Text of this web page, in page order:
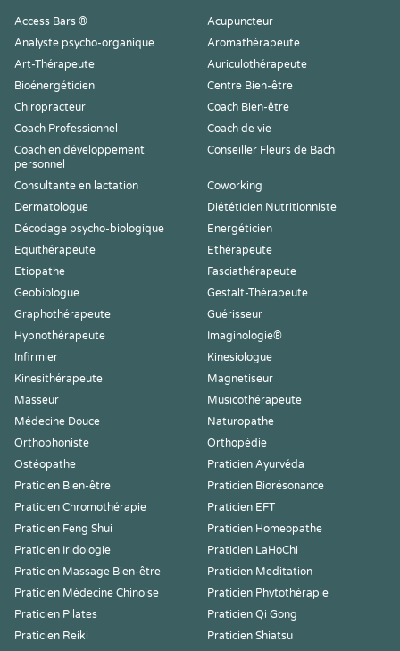
Access Bars ®
Acupuncteur
Analyste psycho-organique
Aromathérapeute
Art-Thérapeute
Auriculothérapeute
Bioénergéticien
Centre Bien-être
Chiropracteur
Coach Bien-être
Coach Professionnel
Coach de vie
Coach en développement
personnel
Conseiller Fleurs de Bach
Consultante en lactation
Coworking
Dermatologue
Diététicien Nutritionniste
Décodage psycho-biologique
Energéticien
Equithérapeute
Ethérapeute
Etiopathe
Fasciathérapeute
Geobiologue
Gestalt-Thérapeute
Graphothérapeute
Guérisseur
Hypnothérapeute
Imaginologie®
Infirmier
Kinesiologue
Kinesithérapeute
Magnetiseur
Masseur
Musicothérapeute
Médecine Douce
Naturopathe
Orthophoniste
Orthopédie
Ostéopathe
Praticien Ayurvéda
Praticien Bien-être
Praticien Biorésonance
Praticien Chromothérapie
Praticien EFT
Praticien Feng Shui
Praticien Homeopathe
Praticien Iridologie
Praticien LaHoChi
Praticien Massage Bien-être
Praticien Meditation
Praticien Médecine Chinoise
Praticien Phytothérapie
Praticien Pilates
Praticien Qi Gong
Praticien Reiki
Praticien Shiatsu